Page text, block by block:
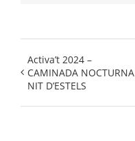
Activa’t 2024 –
CAMINADA NOCTURNA
NIT D’ESTELS